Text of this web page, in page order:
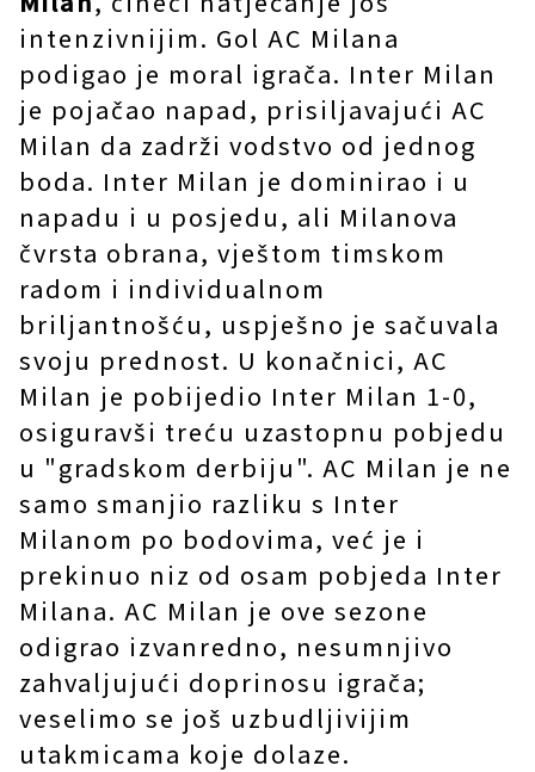
intenzivnijim. Gol AC Milana
podigao je moral igrača. Inter Milan
je pojačao napad, prisiljavajući AC
Milan da zadrži vodstvo od jednog
boda. Inter Milan je dominirao i u
napadu i u posjedu, ali Milanova
čvrsta obrana, vještom timskom
radom i individualnom
briljantnošću, uspješno je sačuvala
svoju prednost. U konačnici, AC
Milan je pobijedio Inter Milan 1-0,
osiguravši treću uzastopnu pobjedu
u "gradskom derbiju". AC Milan je ne
samo smanjio razliku s Inter
Milanom po bodovima, već je i
prekinuo niz od osam pobjeda Inter
Milana. AC Milan je ove sezone
odigrao izvanredno, nesumnjivo
zahvaljujući doprinosu igrača;
veselimo se još uzbudljivijim
utakmicama koje dolaze.